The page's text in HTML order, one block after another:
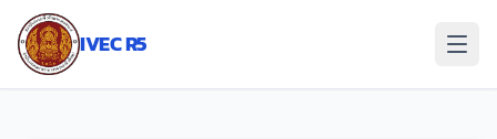
ข้าม
IVEC R5